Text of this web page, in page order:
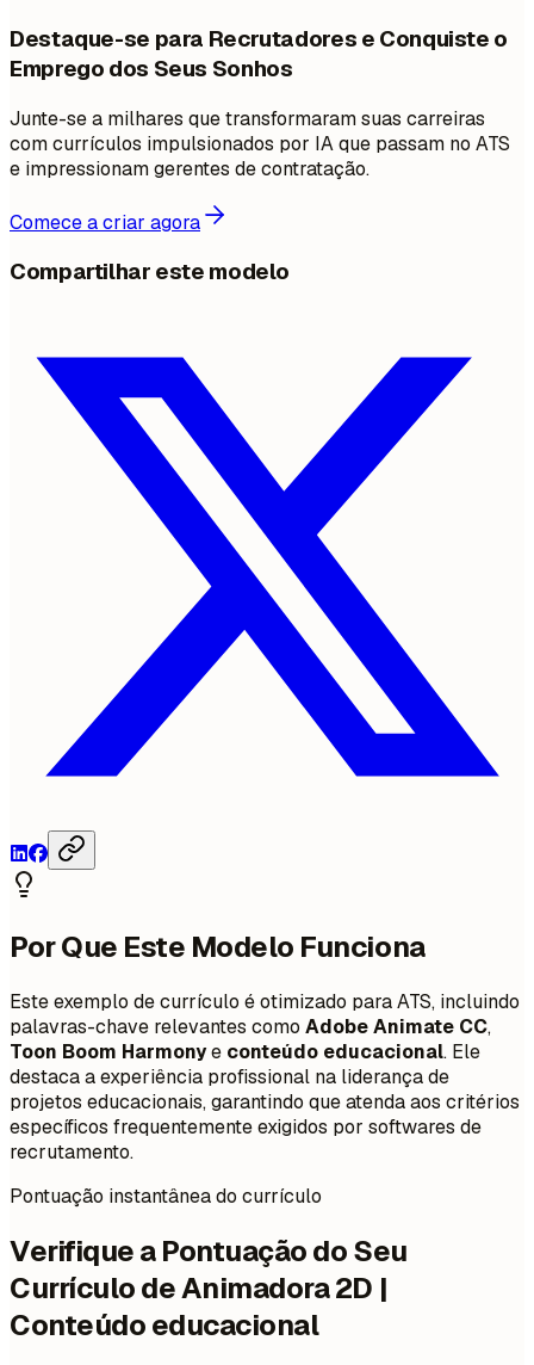
Destaque-se para Recrutadores e Conquiste o
Emprego dos Seus Sonhos
Junte-se a milhares que transformaram suas carreiras
com currículos impulsionados por IA que passam no ATS
e impressionam gerentes de contratação.
Comece a criar agora
Compartilhar este modelo
Por Que Este Modelo Funciona
Este exemplo de currículo é otimizado para ATS, incluindo
palavras-chave relevantes como Adobe Animate CC,
Toon Boom Harmonye conteúdo educacional. Ele
destaca a experiência profissional na liderança de
projetos educacionais, garantindo que atenda aos critérios
específicos frequentemente exigidos por softwares de
recrutamento.
Pontuação instantânea do currículo
Verifique a Pontuação do Seu
Currículo de Animadora 2D |
Conteúdo educacional